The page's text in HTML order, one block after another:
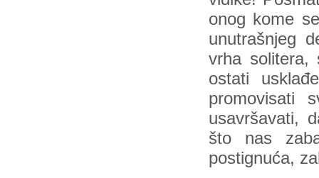
onog kome
unutrašnjeg
vrha solitera,
ostati
promovisati
usavršavati,
što nas
postignuća,